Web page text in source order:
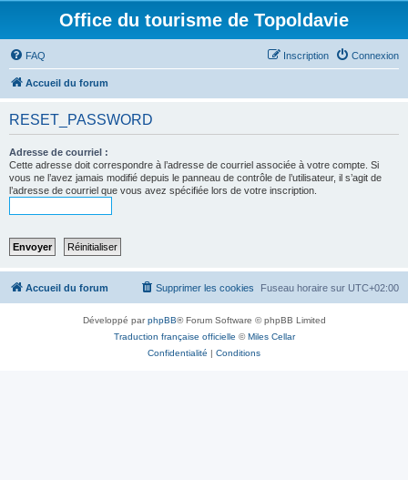
Office du tourisme de Topoldavie
FAQ Connexion
Inscription
Accueil du forum
RESET_PASSWORD
Adresse de courriel :
Cette adresse doit correspondre à l’adresse de courriel associée à votre compte. Si
vous ne l’avez jamais modifié depuis le panneau de contrôle de l’utilisateur, il s’agit de
l’adresse de courriel que vous avez spécifiée lors de votre inscription.
Accueil du forum Fuseau horaire sur UTC+02:00
Supprimer les cookies
Développé parphpBB® Forum Software © phpBB Limited
Traduction française officielle ©Miles Cellar
Confidentialité | Conditions